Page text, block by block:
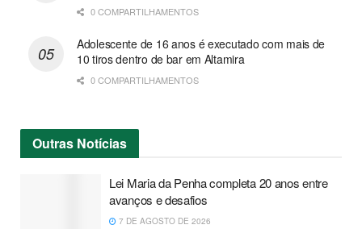
0 COMPARTILHAMENTOS
Adolescente de 16 anos é executado com mais de
10 tiros dentro de bar em Altamira
0 COMPARTILHAMENTOS
Outras Notícias
Lei Maria da Penha completa 20 anos entre
avanços e desafios
7 DE AGOSTO DE 2026